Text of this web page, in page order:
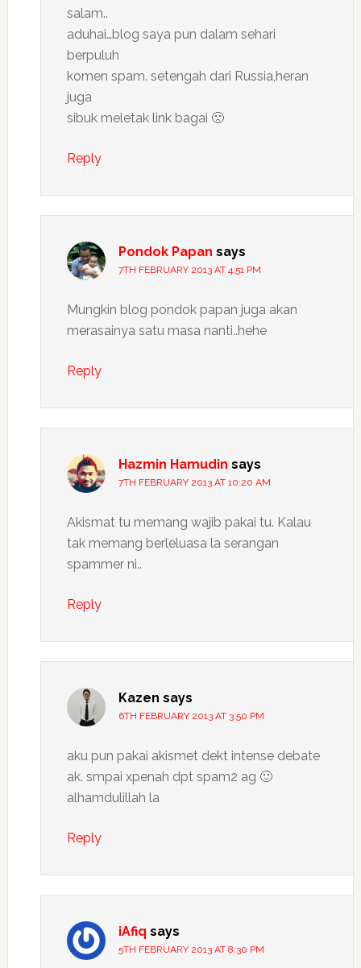
salam..
aduhai…blog saya pun dalam sehari
berpuluh
komen spam. setengah dari Russia,heran
juga
sibuk meletak link bagai 🙁
Reply
Pondok Papan says
7TH FEBRUARY 2013 AT 4:51 PM
Mungkin blog pondok papan juga akan
merasainya satu masa nanti..hehe
Reply
Hazmin Hamudin says
7TH FEBRUARY 2013 AT 10:20 AM
Akismat tu memang wajib pakai tu. Kalau
tak memang berleluasa la serangan
spammer ni..
Reply
Kazen says
6TH FEBRUARY 2013 AT 3:50 PM
aku pun pakai akismet dekt intense debate
ak. smpai xpenah dpt spam2 ag 🙂
alhamdulillah la
Reply
iAfiq says
5TH FEBRUARY 2013 AT 8:30 PM